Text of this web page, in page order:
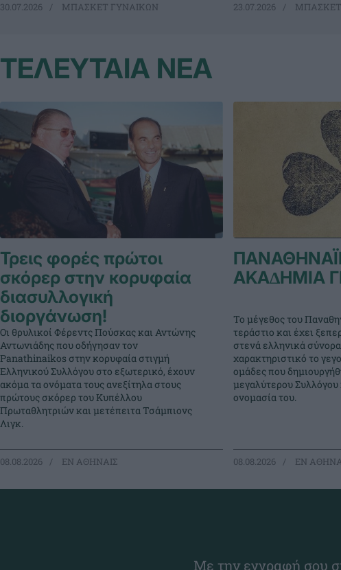
30.07.2026 ΜΠΑΣΚΕΤ ΓΥΝΑΙΚΩΝ 23.07.2026
ΤΕΛΕΥΤΑΙΑ ΝΕΑ
Τρεις φορές πρώτοι
σκόρερ στην κορυφαία
διασυλλογική
διοργάνωση!
Οι θρυλικοί Φέρεντς Πούσκας και Αντώνης
Αντωνιάδης που οδήγησαν τον
Panathinaikos στην κορυφαία στιγμή
Ελληνικού Συλλόγου στο εξωτερικό, έχουν
ακόμα τα ονόματα τους ανεξίτηλα στους
πρώτους σκόρερ του Κυπέλλου
Πρωταθλητριών και μετέπειτα Τσάμπιονς
Λιγκ.
08.08.2026 EΝ ΑΘΗΝΑΙΣ
ΑΚΑ∆ΗΜΙΑ
Το μέγεθος του
τεράστιο και έχει
στενά ελληνικά
χαρακτηριστικό το
ομάδες που
μεγαλύτερου Συλλόγου
ονομασία του.
08.08.2026 EΝ
Με την εγγραφή σου